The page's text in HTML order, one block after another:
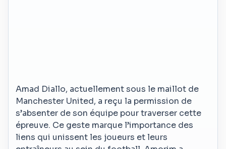
Amad Diallo, actuellement sous le maillot de
Manchester United, a reçu la permission de
s’absenter de son équipe pour traverser cette
épreuve. Ce geste marque l’importance des
liens qui unissent les joueurs et leurs